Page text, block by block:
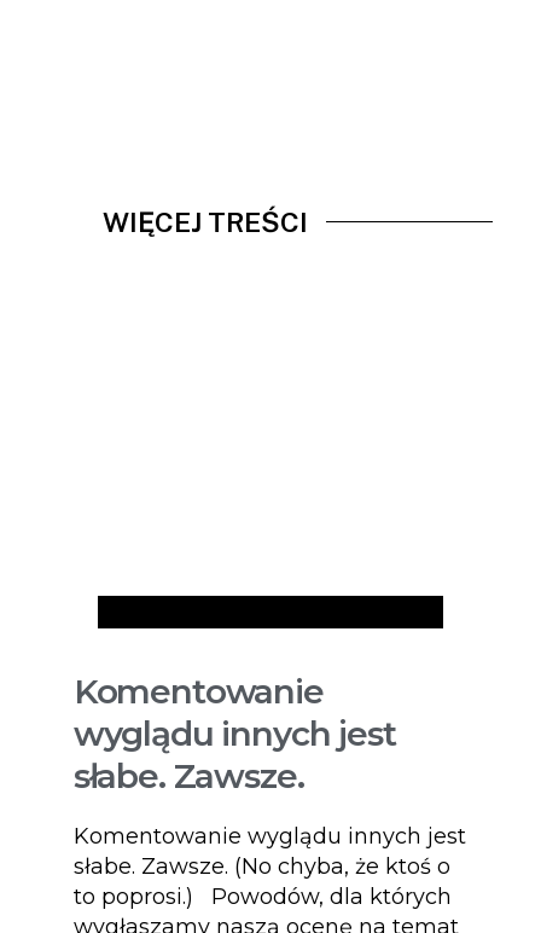
WIĘCEJ TREŚCI
Komentowanie
wyglądu innych jest
słabe. Zawsze.
Komentowanie wyglądu innych jest
słabe. Zawsze. (No chyba, że ktoś o
to poprosi.) Powodów, dla których
wygłaszamy naszą ocenę na temat